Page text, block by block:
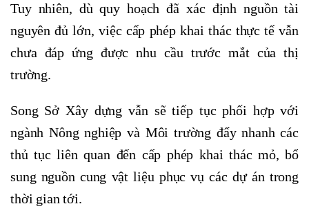
Tuy nhiên, dù quy hoạch đã xác định nguồn tài
nguyên đủ lớn, việc cấp phép khai thác thực tế vẫn
chưa đáp ứng được nhu cầu trước mắt của thị
trường.
Song Sở Xây dựng vẫn sẽ tiếp tục phối hợp với
ngành Nông nghiệp và Môi trường đẩy nhanh các
thủ tục liên quan đến cấp phép khai thác mỏ, bổ
sung nguồn cung vật liệu phục vụ các dự án trong
thời gian tới.